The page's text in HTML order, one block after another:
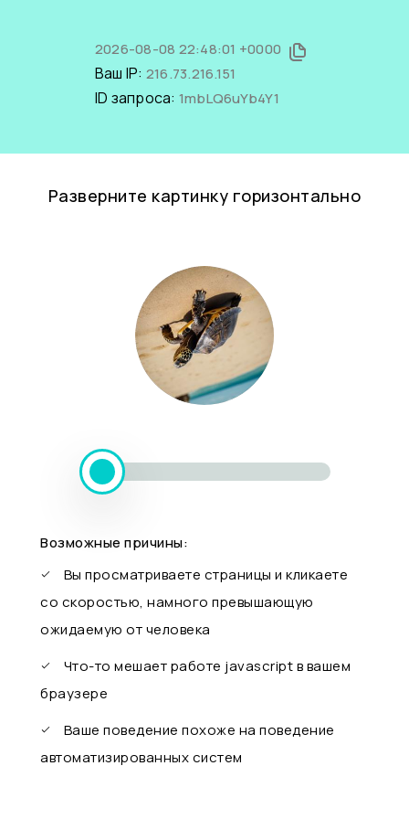
2026-08-08 22:48:01 +0000
Ваш IP: 216.73.216.151
ID запроса: 1mbLQ6uYb4Y1
Разверните картинку горизонтально
Возможные причины:
Вы просматриваете страницы и кликаете
со скоростью, намного превышающую
ожидаемую от человека
Что-то мешает работе javascript в вашем
браузере
Ваше поведение похоже на поведение
автоматизированных систем